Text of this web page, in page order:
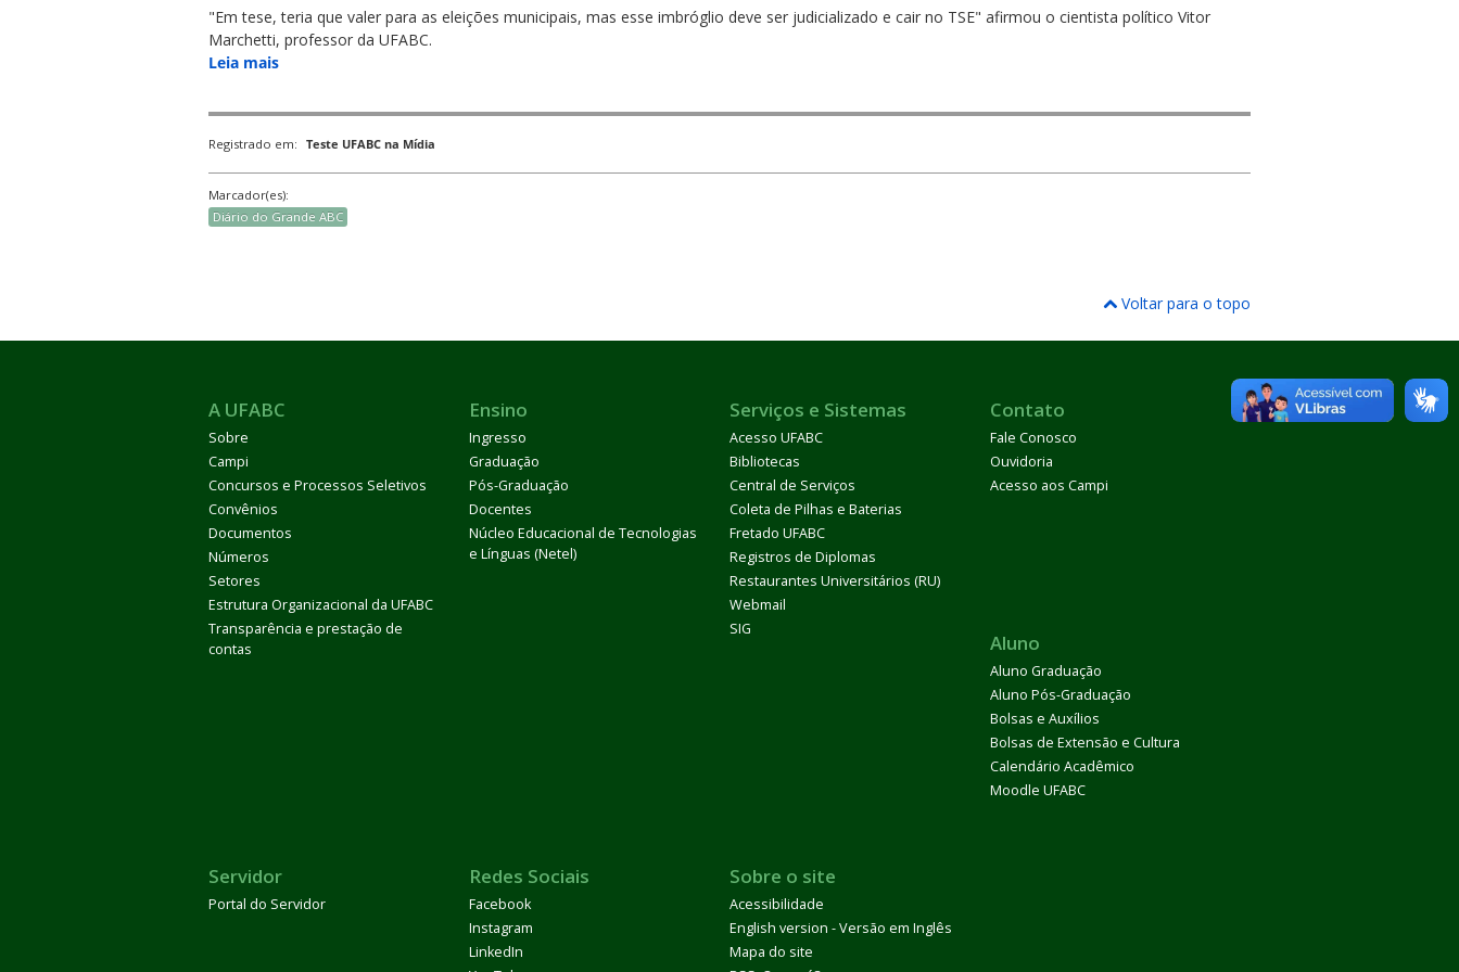
"Em tese, teria que valer para as eleições municipais, mas esse imbróglio deve ser judicializado e cair no TSE" afirmou o cientista político Vitor
Marchetti, professor da UFABC.
Leia mais
Registrado em: Teste UFABC na Mídia
Marcador(es):
Diário do Grande ABC
Voltar para o topo
A UFABC
Sobre
Campi
Concursos e Processos Seletivos
Convênios
Documentos
Números
Setores
Estrutura Organizacional da UFABC
Transparência e prestação de
contas
Ensino
Ingresso
Graduação
Pós-Graduação
Docentes
Núcleo Educacional de Tecnologias
e Línguas (Netel)
Serviços e Sistemas
Acesso UFABC
Bibliotecas
Central de Serviços
Coleta de Pilhas e Baterias
Fretado UFABC
Registros de Diplomas
Restaurantes Universitários (RU)
Webmail
SIG
Contato
Fale Conosco
Ouvidoria
Acesso aos Campi
Aluno
Aluno Graduação
Aluno Pós-Graduação
Bolsas e Auxílios
Bolsas de Extensão e Cultura
Calendário Acadêmico
Moodle UFABC
Servidor
Portal do Servidor
Redes Sociais
Facebook
Instagram
LinkedIn
Sobre o site
Acessibilidade
English version - Versão em Inglês
Mapa do site